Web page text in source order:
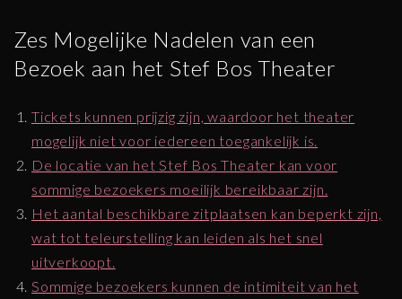
Zes Mogelijke Nadelen van een
Bezoek aan het Stef Bos Theater
Tickets kunnen prijzig zijn, waardoor het theater
mogelijk niet voor iedereen toegankelijk is.
De locatie van het Stef Bos Theater kan voor
sommige bezoekers moeilijk bereikbaar zijn.
Het aantal beschikbare zitplaatsen kan beperkt zijn,
wat tot teleurstelling kan leiden als het snel
uitverkoopt.
Sommige bezoekers kunnen de intimiteit van het